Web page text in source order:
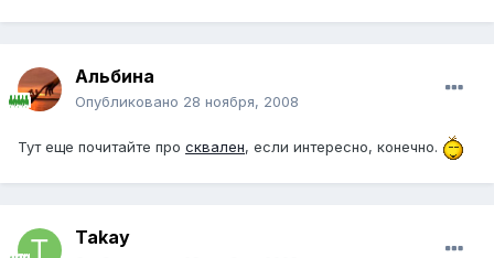
Альбина
Опубликовано 28 ноября, 2008
Тут еще почитайте про сквален, если интересно, конечно.
Takay